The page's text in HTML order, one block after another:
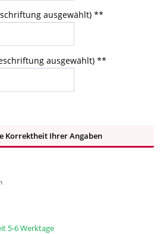
ausgewählt) **
ausgewählt) **
Korrektheit Ihrer Angaben
5-6 Werktage